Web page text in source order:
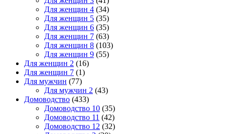
Для женщин 4 (34)
Для женщин 5 (35)
Для женщин 6 (35)
Для женщин 7 (63)
Для женщин 8 (103)
Для женщин 9 (55)
Для женщин 2 (16)
Для женщин 7 (1)
Для мужчин (77)
Для мужчин 2 (43)
Домоводство (433)
Домоводство 10 (35)
Домоводство 11 (42)
Домоводство 12 (32)